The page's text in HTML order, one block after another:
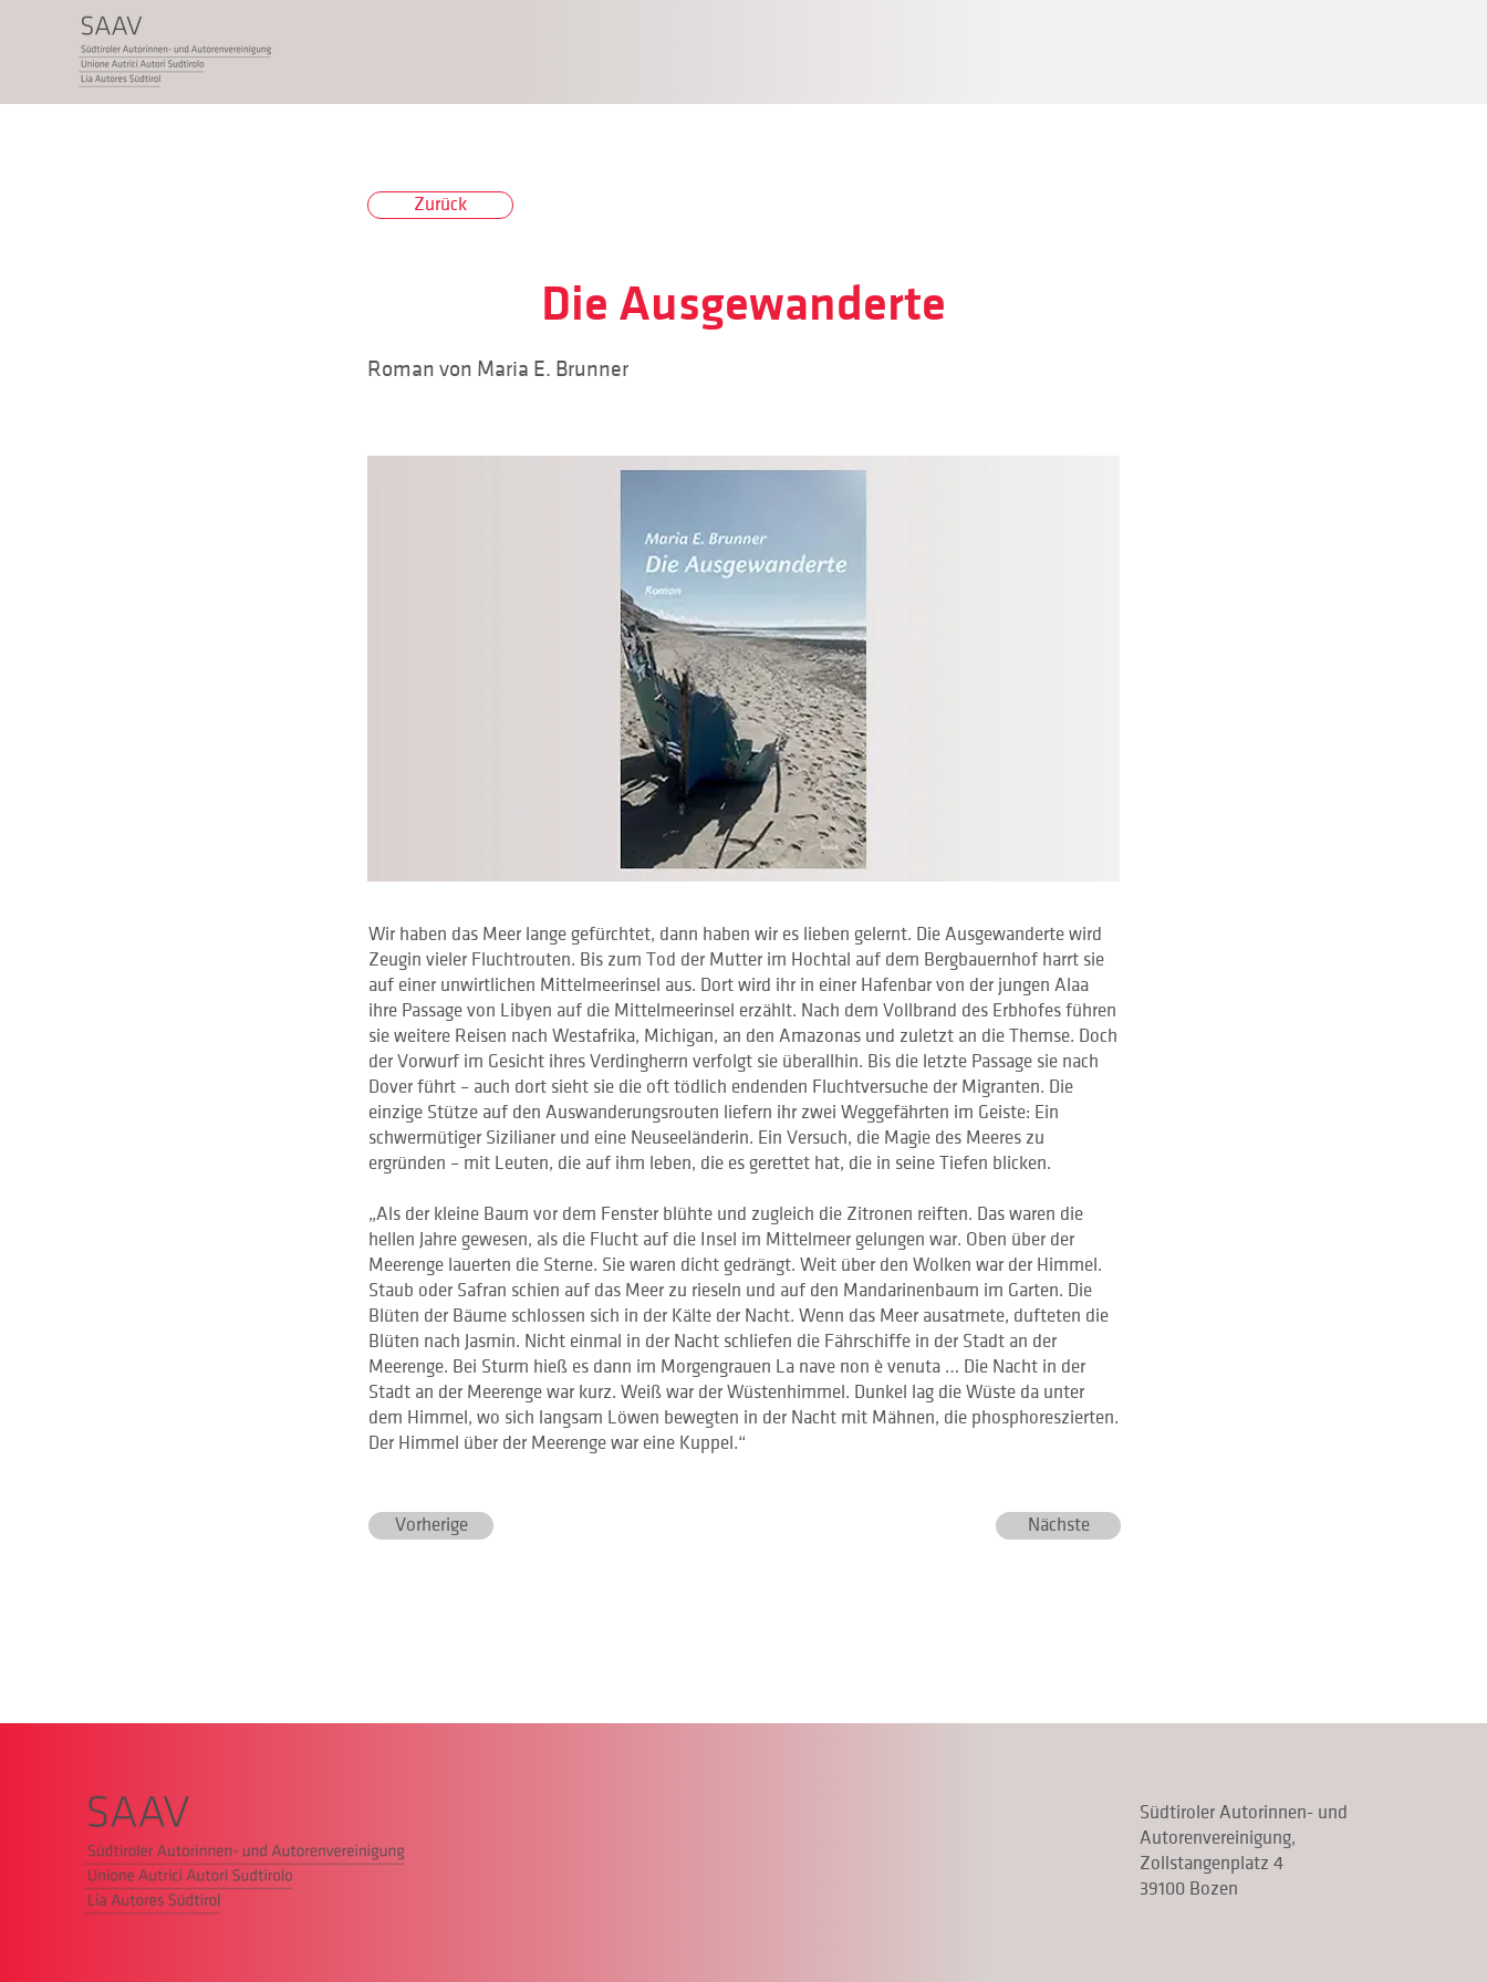
Zurück
Die Ausgewanderte
Roman von Maria E. Brunner
Wir haben das Meer lange gefürchtet, dann haben wir es lieben gelernt. Die Ausgewanderte wird
Zeugin vieler Fluchtrouten. Bis zum Tod der Mutter im Hochtal auf dem Bergbauernhof harrt sie
auf einer unwirtlichen Mittelmeerinsel aus. Dort wird ihr in einer Hafenbar von der jungen Alaa
ihre Passage von Libyen auf die Mittelmeerinsel erzählt. Nach dem Vollbrand des Erbhofes führen
sie weitere Reisen nach Westafrika, Michigan, an den Amazonas und zuletzt an die Themse. Doch
der Vorwurf im Gesicht ihres Verdingherrn verfolgt sie überallhin. Bis die letzte Passage sie nach
Dover führt – auch dort sieht sie die oft tödlich endenden Fluchtversuche der Migranten. Die
einzige Stütze auf den Auswanderungsrouten liefern ihr zwei Weggefährten im Geiste: Ein
schwermütiger Sizilianer und eine Neuseeländerin. Ein Versuch, die Magie des Meeres zu
ergründen – mit Leuten, die auf ihm leben, die es gerettet hat, die in seine Tiefen blicken.
„Als der kleine Baum vor dem Fenster blühte und zugleich die Zitronen reiften. Das waren die
hellen Jahre gewesen, als die Flucht auf die Insel im Mittelmeer gelungen war. Oben über der
Meerenge lauerten die Sterne. Sie waren dicht gedrängt. Weit über den Wolken war der Himmel.
Staub oder Safran schien auf das Meer zu rieseln und auf den Mandarinenbaum im Garten. Die
Blüten der Bäume schlossen sich in der Kälte der Nacht. Wenn das Meer ausatmete, dufteten die
Blüten nach Jasmin. Nicht einmal in der Nacht schliefen die Fährschiffe in der Stadt an der
Meerenge. Bei Sturm hieß es dann im Morgengrauen La nave non è venuta … Die Nacht in der
Stadt an der Meerenge war kurz. Weiß war der Wüstenhimmel. Dunkel lag die Wüste da unter
dem Himmel, wo sich langsam Löwen bewegten in der Nacht mit Mähnen, die phosphoreszierten.
Der Himmel über der Meerenge war eine Kuppel.“
Vorherige Nächste
Südtiroler Autorinnen- und
Autorenvereinigung,
Zollstangenplatz 4
39100 Bozen